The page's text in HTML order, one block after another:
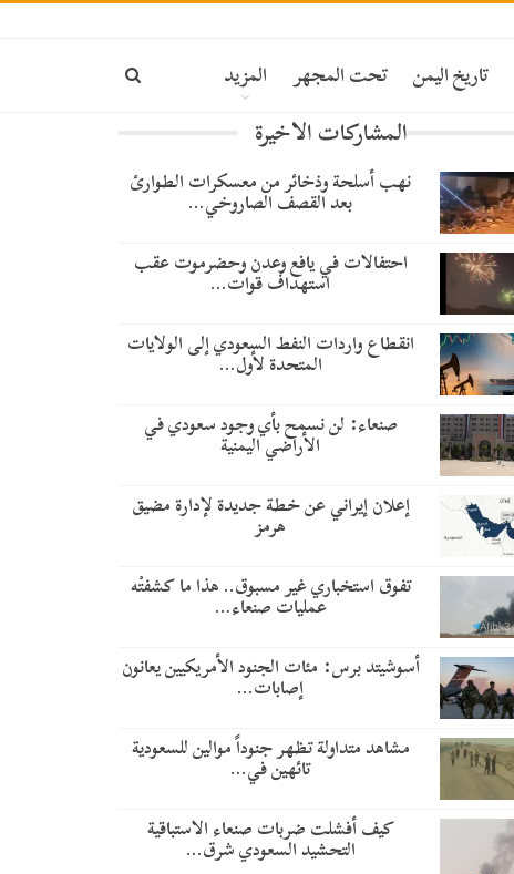
تاريخ اليمن تحت المجهر المزيد
المشاركات الاخيرة
نهب أسلحة وذخائر من معسكرات الطوارئ
بعد القصف الصاروخي…
احتفالات في يافع وعدن وحضرموت عقب
استهداف قوات…
انقطاع واردات النفط السعودي إلى الولايات
المتحدة لأول…
صنعاء: لن نسمح بأي وجود سعودي في
الأراضي اليمنية
إعلان إيراني عن خطة جديدة لإدارة مضيق
هرمز
تفوق استخباري غير مسبوق.. هذا ما كشفتْه
عمليات صنعاء…
أسوشيتد برس: مئات الجنود الأمريكيين يعانون
إصابات…
مشاهد متداولة تظهر جنوداً موالين للسعودية
تائهين في…
​كيف أفشلت ضربات صنعاء الاستباقية
التحشيد السعودي شرق…